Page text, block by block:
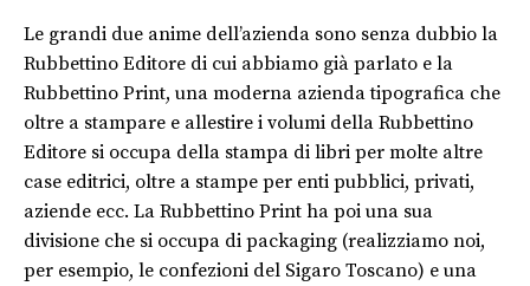
Le grandi due anime dell’azienda sono senza dubbio la
Rubbettino Editore di cui abbiamo già parlato e la
Rubbettino Print, una moderna azienda tipografica che
oltre a stampare e allestire i volumi della Rubbettino
Editore si occupa della stampa di libri per molte altre
case editrici, oltre a stampe per enti pubblici, privati,
aziende ecc. La Rubbettino Print ha poi una sua
divisione che si occupa di packaging (realizziamo noi,
per esempio, le confezioni del Sigaro Toscano) e una